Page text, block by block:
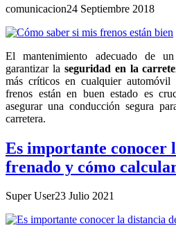
comunicacion24 Septiembre 2018
El mantenimiento adecuado de
garantizar la seguridad en la
más críticos en cualquier
frenos están en buen estado es
asegurar una conducción segura
carretera.
Es importante conocer
frenado y cómo
Super User23 Julio 2021